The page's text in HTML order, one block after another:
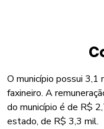
O município possui 3,1
faxineiro. A
do município é de R$
estado, de R$ 3,3 mil.